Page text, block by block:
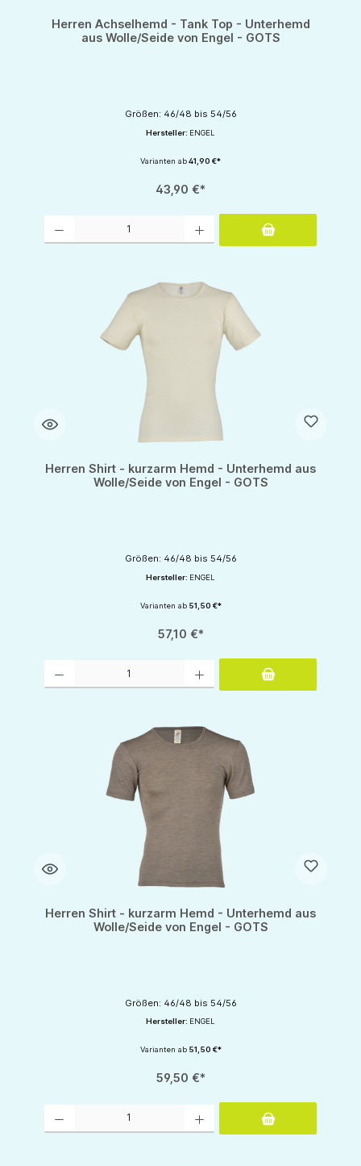
Herren Achselhemd - Tank Top - Unterhemd
aus Wolle/Seide von Engel - GOTS
Größen: 46/48 bis 54/56
Hersteller: ENGEL
Varianten ab41,90 €*
43,90 €*
Herren Shirt - kurzarm Hemd - Unterhemd aus
Wolle/Seide von Engel - GOTS
Größen: 46/48 bis 54/56
Hersteller: ENGEL
Varianten ab51,50 €*
57,10 €*
Herren Shirt - kurzarm Hemd - Unterhemd aus
Wolle/Seide von Engel - GOTS
Größen: 46/48 bis 54/56
Hersteller: ENGEL
Varianten ab51,50 €*
59,50 €*